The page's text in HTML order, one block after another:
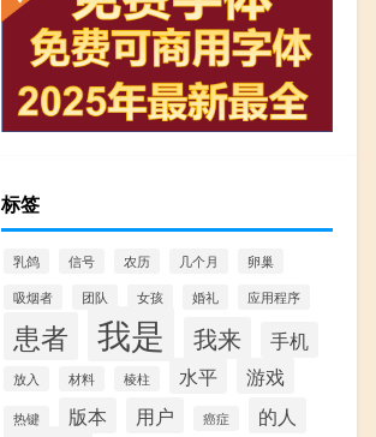
标签
乳鸽 信号 农历 几个月
卵巢
吸烟者
团队 女孩 婚礼 应用程序
患者 我是 我来 手机
放入 材料 棱柱 水平 游戏
热键 版本 用户 癌症 的人